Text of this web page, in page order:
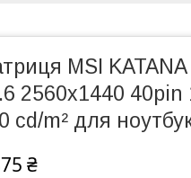
MSI
2560x1440 40pin
cd/m² для
₴